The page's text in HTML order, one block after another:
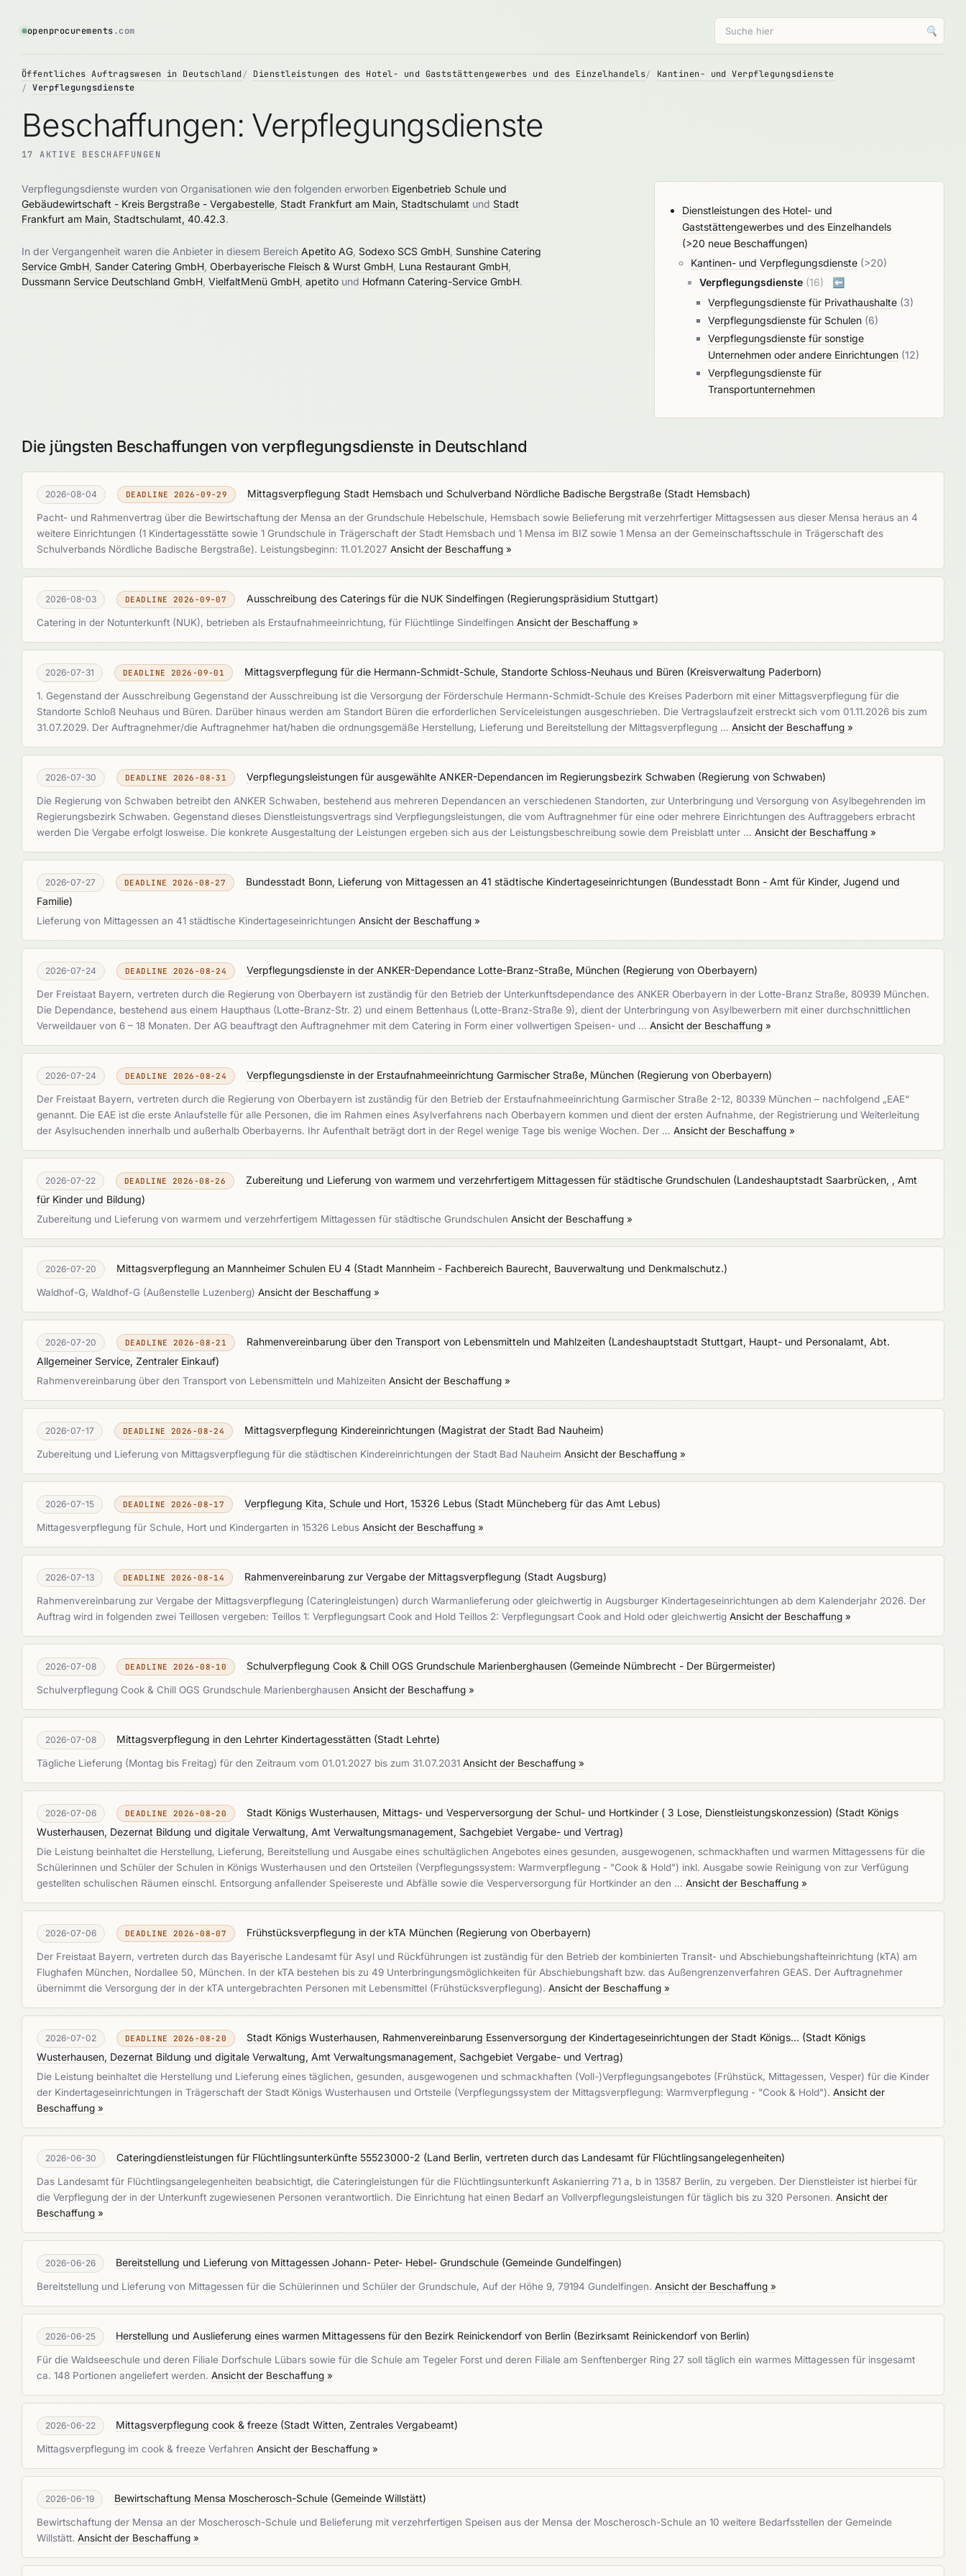
openprocurements.com 🔍
Öffentliches Auftragswesen in Deutschland Dienstleistungen des Hotel- und Gaststättengewerbes und des Einzelhandels
Kantinen- und Verpflegungsdienste
Verpflegungsdienste
Beschaffungen: Verpflegungsdienste
17 AKTIVE BESCHAFFUNGEN
Verpflegungsdienste wurden von Organisationen wie den folgenden erworben Eigenbetrieb Schule und
Gebäudewirtschaft - Kreis Bergstraße - Vergabestelle Stadt Frankfurt am Main, Stadtschulamt und Stadt
Frankfurt am Main, Stadtschulamt, 40.42.3.
In der Vergangenheit waren die Anbieter in diesem Bereich Apetito AG Sodexo SCS GmbH Sunshine Catering
Service GmbH Sander Catering GmbH Oberbayerische Fleisch & Wurst GmbH Luna Restaurant GmbH
Dussmann Service Deutschland GmbH VielfaltMenü GmbH apetito und Hofmann Catering-Service GmbH.
Dienstleistungen des Hotel- und
Gaststättengewerbes und des Einzelhandels
(>20 neue Beschaffungen)
Kantinen- und Verpflegungsdienste(>20)
Verpflegungsdienste(16) ⬅️
Verpflegungsdienste für Privathaushalte(3)
Verpflegungsdienste für Schulen(6)
Verpflegungsdienste für sonstige
Unternehmen oder andere Einrichtungen(12)
Verpflegungsdienste für
Transportunternehmen
Die jüngsten Beschaffungen von verpflegungsdienste in Deutschland
2026-08-04 DEADLINE 2026-09-29 Mittagsverpflegung Stadt Hemsbach und Schulverband Nördliche Badische Bergstraße (Stadt Hemsbach)
Pacht- und Rahmenvertrag über die Bewirtschaftung der Mensa an der Grundschule Hebelschule, Hemsbach sowie Belieferung mit verzehrfertiger Mittagsessen aus dieser Mensa heraus an 4
weitere Einrichtungen (1 Kindertagesstätte sowie 1 Grundschule in Trägerschaft der Stadt Hemsbach und 1 Mensa im BIZ sowie 1 Mensa an der Gemeinschaftsschule in Trägerschaft des
Schulverbands Nördliche Badische Bergstraße). Leistungsbeginn: 11.01.2027 Ansicht der Beschaffung »
2026-08-03 DEADLINE 2026-09-07 Ausschreibung des Caterings für die NUK Sindelfingen (Regierungspräsidium Stuttgart)
Catering in der Notunterkunft (NUK), betrieben als Erstaufnahmeeinrichtung, für Flüchtlinge Sindelfingen Ansicht der Beschaffung »
2026-07-31 DEADLINE 2026-09-01 Mittagsverpflegung für die Hermann-Schmidt-Schule, Standorte Schloss-Neuhaus und Büren (Kreisverwaltung Paderborn)
1. Gegenstand der Ausschreibung Gegenstand der Ausschreibung ist die Versorgung der Förderschule Hermann-Schmidt-Schule des Kreises Paderborn mit einer Mittagsverpflegung für die
Standorte Schloß Neuhaus und Büren. Darüber hinaus werden am Standort Büren die erforderlichen Serviceleistungen ausgeschrieben. Die Vertragslaufzeit erstreckt sich vom 01.11.2026 bis zum
31.07.2029. Der Auftragnehmer/die Auftragnehmer hat/haben die ordnungsgemäße Herstellung, Lieferung und Bereitstellung der Mittagsverpflegung … Ansicht der Beschaffung »
2026-07-30 DEADLINE 2026-08-31 Verpflegungsleistungen für ausgewählte ANKER-Dependancen im Regierungsbezirk Schwaben (Regierung von Schwaben)
Die Regierung von Schwaben betreibt den ANKER Schwaben, bestehend aus mehreren Dependancen an verschiedenen Standorten, zur Unterbringung und Versorgung von Asylbegehrenden im
Regierungsbezirk Schwaben. Gegenstand dieses Dienstleistungsvertrags sind Verpflegungsleistungen, die vom Auftragnehmer für eine oder mehrere Einrichtungen des Auftraggebers erbracht
werden Die Vergabe erfolgt losweise. Die konkrete Ausgestaltung der Leistungen ergeben sich aus der Leistungsbeschreibung sowie dem Preisblatt unter … Ansicht der Beschaffung »
2026-07-27 DEADLINE 2026-08-27 Bundesstadt Bonn, Lieferung von Mittagessen an 41 städtische Kindertageseinrichtungen (Bundesstadt Bonn - Amt für Kinder, Jugend und
Familie)
Lieferung von Mittagessen an 41 städtische Kindertageseinrichtungen Ansicht der Beschaffung »
2026-07-24 DEADLINE 2026-08-24 Verpflegungsdienste in der ANKER-Dependance Lotte-Branz-Straße, München (Regierung von Oberbayern)
Der Freistaat Bayern, vertreten durch die Regierung von Oberbayern ist zuständig für den Betrieb der Unterkunftsdependance des ANKER Oberbayern in der Lotte-Branz Straße, 80939 München.
Die Dependance, bestehend aus einem Haupthaus (Lotte-Branz-Str. 2) und einem Bettenhaus (Lotte-Branz-Straße 9), dient der Unterbringung von Asylbewerbern mit einer durchschnittlichen
Verweildauer von 6 – 18 Monaten. Der AG beauftragt den Auftragnehmer mit dem Catering in Form einer vollwertigen Speisen- und … Ansicht der Beschaffung »
2026-07-24 DEADLINE 2026-08-24 Verpflegungsdienste in der Erstaufnahmeeinrichtung Garmischer Straße, München (Regierung von Oberbayern)
Der Freistaat Bayern, vertreten durch die Regierung von Oberbayern ist zuständig für den Betrieb der Erstaufnahmeeinrichtung Garmischer Straße 2-12, 80339 München – nachfolgend „EAE“
genannt. Die EAE ist die erste Anlaufstelle für alle Personen, die im Rahmen eines Asylverfahrens nach Oberbayern kommen und dient der ersten Aufnahme, der Registrierung und Weiterleitung
der Asylsuchenden innerhalb und außerhalb Oberbayerns. Ihr Aufenthalt beträgt dort in der Regel wenige Tage bis wenige Wochen. Der … Ansicht der Beschaffung »
2026-07-22 DEADLINE 2026-08-26 Zubereitung und Lieferung von warmem und verzehrfertigem Mittagessen für städtische Grundschulen (Landeshauptstadt Saarbrücken, , Amt
für Kinder und Bildung)
Zubereitung und Lieferung von warmem und verzehrfertigem Mittagessen für städtische Grundschulen Ansicht der Beschaffung »
2026-07-20 Mittagsverpflegung an Mannheimer Schulen EU 4 (Stadt Mannheim - Fachbereich Baurecht, Bauverwaltung und Denkmalschutz.)
Waldhof-G, Waldhof-G (Außenstelle Luzenberg) Ansicht der Beschaffung »
2026-07-20 DEADLINE 2026-08-21 Rahmenvereinbarung über den Transport von Lebensmitteln und Mahlzeiten (Landeshauptstadt Stuttgart, Haupt- und Personalamt, Abt.
Allgemeiner Service, Zentraler Einkauf)
Rahmenvereinbarung über den Transport von Lebensmitteln und Mahlzeiten Ansicht der Beschaffung »
2026-07-17 DEADLINE 2026-08-24 Mittagsverpflegung Kindereinrichtungen (Magistrat der Stadt Bad Nauheim)
Zubereitung und Lieferung von Mittagsverpflegung für die städtischen Kindereinrichtungen der Stadt Bad Nauheim Ansicht der Beschaffung »
2026-07-15 DEADLINE 2026-08-17 Verpflegung Kita, Schule und Hort, 15326 Lebus (Stadt Müncheberg für das Amt Lebus)
Mittagesverpflegung für Schule, Hort und Kindergarten in 15326 Lebus Ansicht der Beschaffung »
2026-07-13 DEADLINE 2026-08-14 Rahmenvereinbarung zur Vergabe der Mittagsverpflegung (Stadt Augsburg)
Rahmenvereinbarung zur Vergabe der Mittagsverpflegung (Cateringleistungen) durch Warmanlieferung oder gleichwertig in Augsburger Kindertageseinrichtungen ab dem Kalenderjahr 2026. Der
Auftrag wird in folgenden zwei Teillosen vergeben: Teillos 1: Verpflegungsart Cook and Hold Teillos 2: Verpflegungsart Cook and Hold oder gleichwertig Ansicht der Beschaffung »
2026-07-08 DEADLINE 2026-08-10 Schulverpflegung Cook & Chill OGS Grundschule Marienberghausen (Gemeinde Nümbrecht - Der Bürgermeister)
Schulverpflegung Cook & Chill OGS Grundschule Marienberghausen Ansicht der Beschaffung »
2026-07-08 Mittagsverpflegung in den Lehrter Kindertagesstätten (Stadt Lehrte)
Tägliche Lieferung (Montag bis Freitag) für den Zeitraum vom 01.01.2027 bis zum 31.07.2031 Ansicht der Beschaffung »
2026-07-06 DEADLINE 2026-08-20 Stadt Königs Wusterhausen, Mittags- und Vesperversorgung der Schul- und Hortkinder ( 3 Lose, Dienstleistungskonzession) (Stadt Königs
Wusterhausen, Dezernat Bildung und digitale Verwaltung, Amt Verwaltungsmanagement, Sachgebiet Vergabe- und Vertrag)
Die Leistung beinhaltet die Herstellung, Lieferung, Bereitstellung und Ausgabe eines schultäglichen Angebotes eines gesunden, ausgewogenen, schmackhaften und warmen Mittagessens für die
Schülerinnen und Schüler der Schulen in Königs Wusterhausen und den Ortsteilen (Verpflegungssystem: Warmverpflegung - "Cook & Hold") inkl. Ausgabe sowie Reinigung von zur Verfügung
gestellten schulischen Räumen einschl. Entsorgung anfallender Speisereste und Abfälle sowie die Vesperversorgung für Hortkinder an den … Ansicht der Beschaffung »
2026-07-06 DEADLINE 2026-08-07 Frühstücksverpflegung in der kTA München (Regierung von Oberbayern)
Der Freistaat Bayern, vertreten durch das Bayerische Landesamt für Asyl und Rückführungen ist zuständig für den Betrieb der kombinierten Transit- und Abschiebungshafteinrichtung (kTA) am
Flughafen München, Nordallee 50, München. In der kTA bestehen bis zu 49 Unterbringungsmöglichkeiten für Abschiebungshaft bzw. das Außengrenzenverfahren GEAS. Der Auftragnehmer
übernimmt die Versorgung der in der kTA untergebrachten Personen mit Lebensmittel (Frühstücksverpflegung). Ansicht der Beschaffung »
2026-07-02 DEADLINE 2026-08-20 Stadt Königs Wusterhausen, Rahmenvereinbarung Essenversorgung der Kindertageseinrichtungen der Stadt Königs... (Stadt Königs
Wusterhausen, Dezernat Bildung und digitale Verwaltung, Amt Verwaltungsmanagement, Sachgebiet Vergabe- und Vertrag)
Die Leistung beinhaltet die Herstellung und Lieferung eines täglichen, gesunden, ausgewogenen und schmackhaften (Voll-)Verpflegungsangebotes (Frühstück, Mittagessen, Vesper) für die Kinder
der Kindertageseinrichtungen in Trägerschaft der Stadt Königs Wusterhausen und Ortsteile (Verpflegungssystem der Mittagsverpflegung: Warmverpflegung - "Cook & Hold"). Ansicht der
Beschaffung »
2026-06-30 Cateringdienstleistungen für Flüchtlingsunterkünfte 55523000-2 (Land Berlin, vertreten durch das Landesamt für Flüchtlingsangelegenheiten)
Das Landesamt für Flüchtlingsangelegenheiten beabsichtigt, die Cateringleistungen für die Flüchtlingsunterkunft Askanierring 71 a, b in 13587 Berlin, zu vergeben. Der Dienstleister ist hierbei für
die Verpflegung der in der Unterkunft zugewiesenen Personen verantwortlich. Die Einrichtung hat einen Bedarf an Vollverpflegungsleistungen für täglich bis zu 320 Personen. Ansicht der
Beschaffung »
2026-06-26 Bereitstellung und Lieferung von Mittagessen Johann- Peter- Hebel- Grundschule (Gemeinde Gundelfingen)
Bereitstellung und Lieferung von Mittagessen für die Schülerinnen und Schüler der Grundschule, Auf der Höhe 9, 79194 Gundelfingen. Ansicht der Beschaffung »
2026-06-25 Herstellung und Auslieferung eines warmen Mittagessens für den Bezirk Reinickendorf von Berlin (Bezirksamt Reinickendorf von Berlin)
Für die Waldseeschule und deren Filiale Dorfschule Lübars sowie für die Schule am Tegeler Forst und deren Filiale am Senftenberger Ring 27 soll täglich ein warmes Mittagessen für insgesamt
ca. 148 Portionen angeliefert werden. Ansicht der Beschaffung »
2026-06-22 Mittagsverpflegung cook & freeze (Stadt Witten, Zentrales Vergabeamt)
Mittagsverpflegung im cook & freeze Verfahren Ansicht der Beschaffung »
2026-06-19 Bewirtschaftung Mensa Moscherosch-Schule (Gemeinde Willstätt)
Bewirtschaftung der Mensa an der Moscherosch-Schule und Belieferung mit verzehrfertigen Speisen aus der Mensa der Moscherosch-Schule an 10 weitere Bedarfsstellen der Gemeinde
Willstätt. Ansicht der Beschaffung »